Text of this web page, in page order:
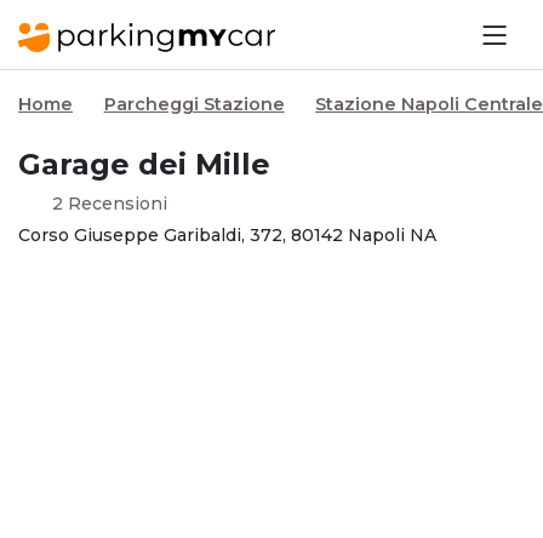
Home Parcheggi Stazione Stazione Napoli Centrale
Garage dei Mille
2 Recensioni
Corso Giuseppe Garibaldi, 372, 80142 Napoli NA